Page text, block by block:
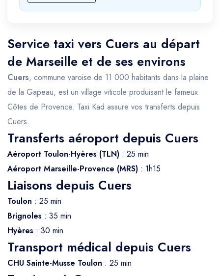
Service taxi vers Cuers au départ
de Marseille et de ses environs
Cuers, commune varoise de 11 000 habitants dans la plaine
de la Gapeau, est un village viticole produisant le fameux
Côtes de Provence. Taxi Kad assure vos transferts depuis
Cuers.
Transferts aéroport depuis Cuers
Aéroport Toulon-Hyères (TLN) : 25 min
Aéroport Marseille-Provence (MRS) : 1h15
Liaisons depuis Cuers
Toulon : 25 min
Brignoles : 35 min
Hyères : 30 min
Transport médical depuis Cuers
CHU Sainte-Musse Toulon : 25 min